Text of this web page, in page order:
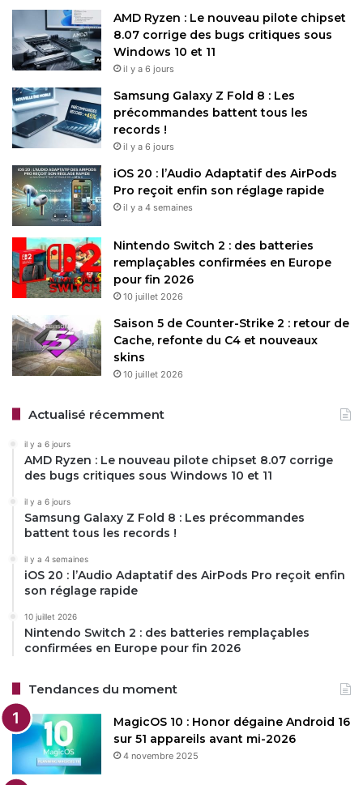
AMD Ryzen : Le nouveau pilote chipset
8.07 corrige des bugs critiques sous
Windows 10 et 11
il y a 6 jours
Samsung Galaxy Z Fold 8 : Les
précommandes battent tous les
records !
il y a 6 jours
iOS 20 : l’Audio Adaptatif des AirPods
Pro reçoit enfin son réglage rapide
il y a 4 semaines
Nintendo Switch 2 : des batteries
remplaçables confirmées en Europe
pour fin 2026
10 juillet 2026
Saison 5 de Counter-Strike 2 : retour de
Cache, refonte du C4 et nouveaux
skins
10 juillet 2026
Actualisé récemment
il y a 6 jours
AMD Ryzen : Le nouveau pilote chipset 8.07 corrige
des bugs critiques sous Windows 10 et 11
il y a 6 jours
Samsung Galaxy Z Fold 8 : Les précommandes
battent tous les records !
il y a 4 semaines
iOS 20 : l’Audio Adaptatif des AirPods Pro reçoit enfin
son réglage rapide
10 juillet 2026
Nintendo Switch 2 : des batteries remplaçables
confirmées en Europe pour fin 2026
Tendances du moment
MagicOS 10 : Honor dégaine Android 16
sur 51 appareils avant mi-2026
4 novembre 2025